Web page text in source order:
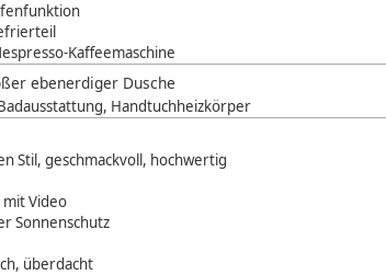
Kaffeemaschine
ebenerdiger Dusche
Handtuchheizkörper
Stil, geschmackvoll, hochwertig
mit Video
Sonnenschutz
überdacht